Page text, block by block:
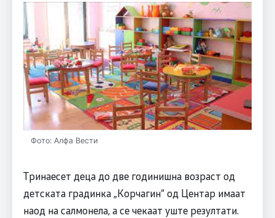
Фото: Алфа Вести
Тринаесет деца до две годинишна возраст од
детската градинка „Корчагин“ од Центар имаат
наод на салмонела, а се чекаат уште резултати.